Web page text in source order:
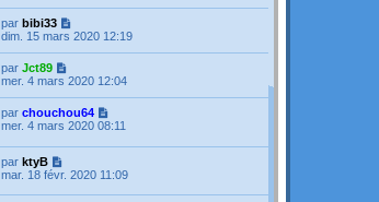
par bibi33
dim. 15 mars 2020 12:19
par Jct89
mer. 4 mars 2020 12:04
par chouchou64
mer. 4 mars 2020 08:11
par ktyB
mar. 18 févr. 2020 11:09